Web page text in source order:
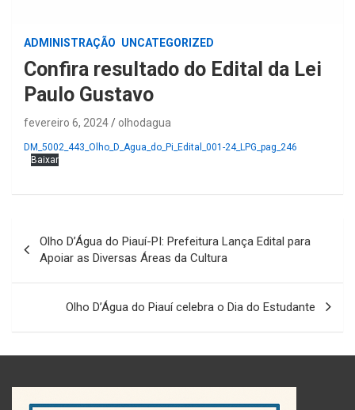
ADMINISTRAÇÃO UNCATEGORIZED
Confira resultado do Edital da Lei
Paulo Gustavo
fevereiro 6, 2024 olhodagua
DM_5002_443_Olho_D_Agua_do_Pi_Edital_001-24_LPG_pag_246
Baixar
Navegação
de
Post
Olho D’Água do Piauí-PI: Prefeitura Lança Edital para
Apoiar as Diversas Áreas da Cultura
Olho D’Água do Piauí celebra o Dia do Estudante